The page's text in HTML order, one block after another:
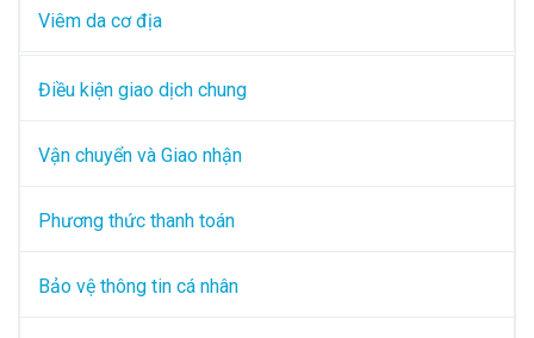
Viêm da cơ địa
Điều kiện giao dịch chung
Vận chuyển và Giao nhận
Phương thức thanh toán
Bảo vệ thông tin cá nhân